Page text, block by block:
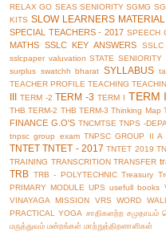
RELAX GO SEAS SENIORITY SGMG
KITS SLOW LEARNERS MATERIAL
SPECIAL TEACHERS - 2017 SPEECH
MATHS SSLC KEY ANSWERS SSLC
sslcpaper valuvation STATE SENIORITY
surplus swatchh bharat SYLLABUS
TEACHER PROFILE TEACHING
TERM -2 TERM -3 TERM I TERM
THB TERM-2 THB TERM-3 Thinking Map
FINANCE G.O'S TNCMTSE TNPS -
tnpsc group exam TNPSC GROUP II A
TNTET TNTET - 2017 TNTET 2019
TRAINING TRANSCRITION TRANSFER
TRB TRB - POLYTECHNIC Treasury
PRIMARY MODULE UPS usefull books
VINAYAGA MISSION VRS WORD WALL
PRACTICAL
YOGA சாதிகளற்ற சமுதாயம்
மருத்துவம் மன்றங்கள் மாற்றுத்திறனாளிகள்